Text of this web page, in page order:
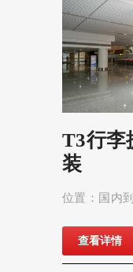
T3行李
装
位置：国内
查看详情